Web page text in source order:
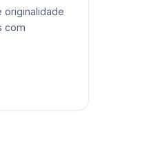
originalidade
com